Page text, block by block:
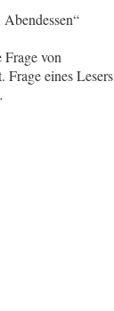
von
Frage eines Lesers